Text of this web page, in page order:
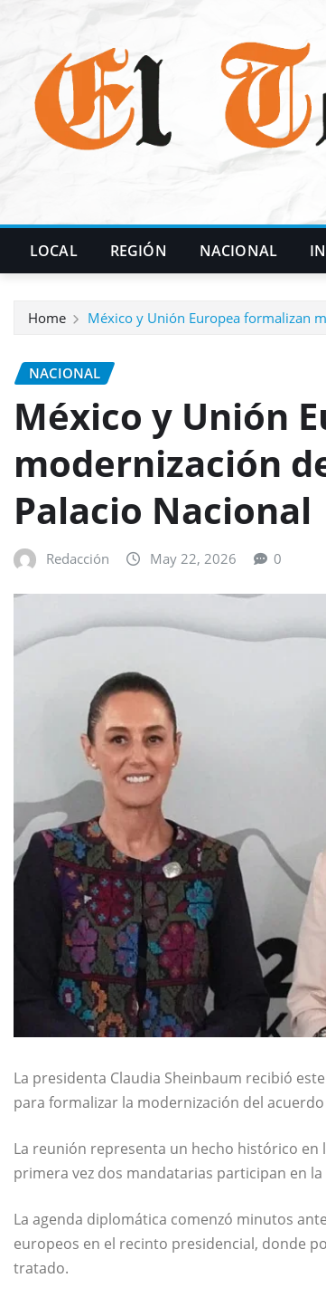
LOCAL REGIÓN NACIONAL
Home México y Unión Europea formalizan
NACIONAL
México y Unión
modernización
Palacio Nacional
Redacción May 22, 2026 0
La presidenta Claudia Sheinbaum recibió
para formalizar la modernización del
La reunión representa un hecho histórico
primera vez dos mandatarias participan en
La agenda diplomática comenzó minutos
europeos en el recinto presidencial, donde
tratado.